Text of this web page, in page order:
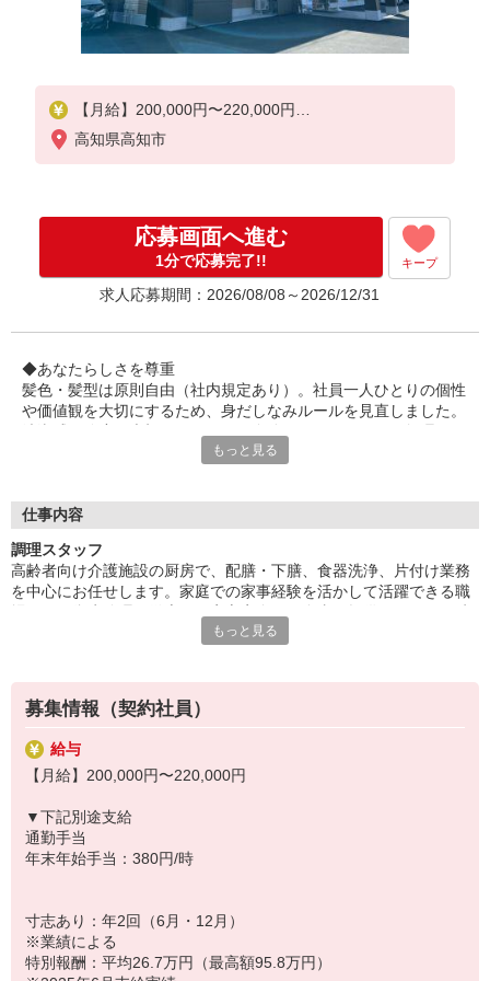
【月給】200,000円〜220,000円
▼下記別途支給
寸志あり：年2回（6月・12月）
※業績による
特別報酬：平均26.7万円（最高額95.8万円）
高知県高知市
応募画面へ進む
1分で応募完了!! キープ
求人応募期間：2026/08/08～2026/12/31
◆あなたらしさを尊重
髪色・髪型は原則自由（社内規定あり）。社員一人ひとりの個性
や価値観を大切にするため、身だしなみルールを見直しました。
働いた分の給与を給料日前に受け取れる「給与前払い制度」を導
生制度です。※入社翌月の第5営業日より利用可能
もっと見る
仕事内容
調理スタッフ
高齢者向け介護施設の厨房で、配膳・下膳、食器洗浄、片付け業務
を中心にお任せします。家庭での家事経験を活かして活躍できる職
には特別食や行事食の献立をご自身で立案していただくこともあり
◆充実した研修制度
現場経験の有無を問わず、全スタッフが成長できるよう多彩な研修
制度を用意。OJT研修から始まり、入社時研修、サービス別研修、
オーダーメイド研修など多岐に渡ります。経験者の方はもちろん、
未経験の方も着実に知識と技術が身につき、自信を持って活躍でき
◆新しい一歩を応援
そよ風には幅広い世代のスタッフが在籍しています！「子育てが落
フォローし合える環境なので、安心してチャレンジできます。新た
な一歩を応援する職場です。
もっと見る
募集情報（契約社員）
給与
【月給】200,000円〜220,000円
▼下記別途支給
通勤手当
年末年始手当：380円/時
寸志あり：年2回（6月・12月）
※業績による
特別報酬：平均26.7万円（最高額95.8万円）